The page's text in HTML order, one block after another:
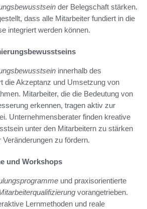
der Belegschaft stärken.
dass alle Mitarbeiter fundiert in die
integriert werden können.
innerhalb des
die Akzeptanz und Umsetzung von
Mitarbeiter, die die Bedeutung von
erkennen, tragen aktiv zur
Unternehmensberater finden kreative
unter den Mitarbeitern zu stärken
zu fördern.
und Workshops
und praxisorientierte
vorangetrieben.
Lernmethoden und reale